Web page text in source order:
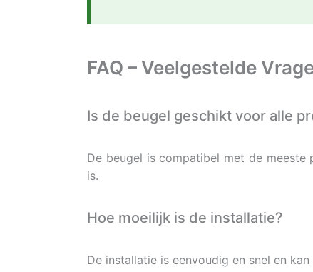
FAQ – Veelgestelde
Is de beugel geschikt voor alle
De beugel is compatibel met de meeste
is.
Hoe moeilijk is de installatie?
De installatie is eenvoudig en snel en